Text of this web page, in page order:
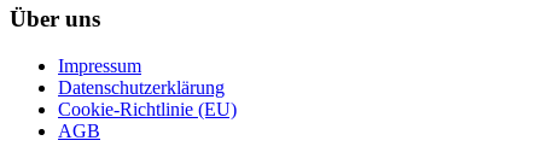
Über uns
Impressum
Datenschutzerklärung
Cookie-Richtlinie (EU)
AGB